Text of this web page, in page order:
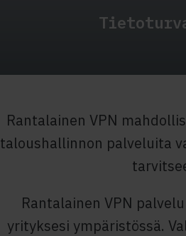
Rantalainen VPN
taloushallinnon palveluita
Rantalainen VPN
yrityksesi ympäristössä.